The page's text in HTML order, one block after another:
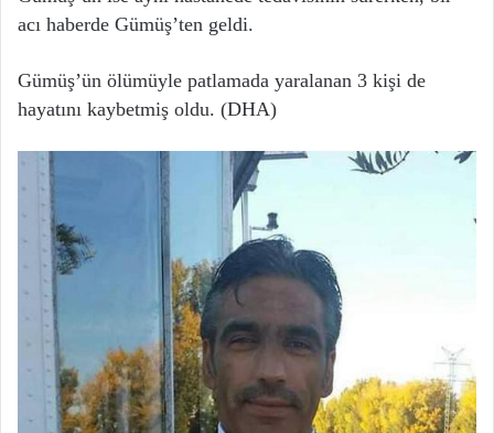
acı haberde Gümüş’ten geldi.
Gümüş’ün ölümüyle patlamada yaralanan 3 kişi de
hayatını kaybetmiş oldu. (DHA)